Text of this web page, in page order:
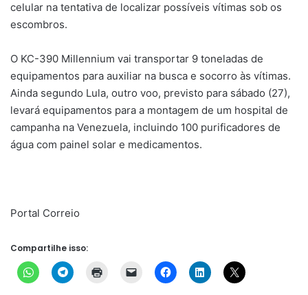
celular na tentativa de localizar possíveis vítimas sob os
escombros.
O KC-390 Millennium vai transportar 9 toneladas de
equipamentos para auxiliar na busca e socorro às vítimas.
Ainda segundo Lula, outro voo, previsto para sábado (27),
levará equipamentos para a montagem de um hospital de
campanha na Venezuela, incluindo 100 purificadores de
água com painel solar e medicamentos.
Portal Correio
Compartilhe isso: